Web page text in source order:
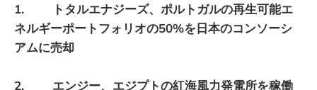
1. トタルエナジーズ、ポルトガルの再生可能エ
ネルギーポートフォリオの50%を日本のコンソーシ
アムに売却
2. エンジー、エジプトの紅海風力発電所を稼働